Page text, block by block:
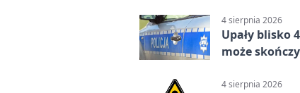
4 sierpnia 2026
Upały blisko
może
4 sierpnia 2026